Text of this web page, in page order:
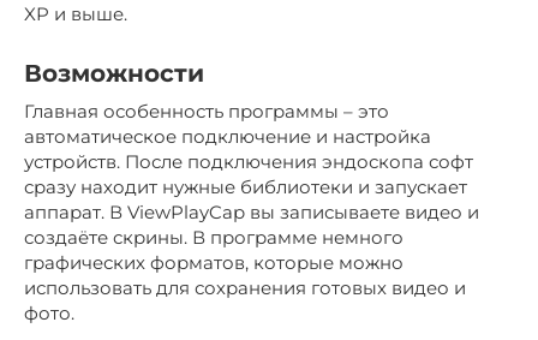
XP и выше.
Возможности
Главная особенность программы – это
автоматическое подключение и настройка
устройств. После подключения эндоскопа софт
сразу находит нужные библиотеки и запускает
аппарат. В ViewPlayCap вы записываете видео и
создаёте скрины. В программе немного
графических форматов, которые можно
использовать для сохранения готовых видео и
фото.